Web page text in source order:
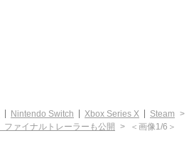
Nintendo Switch Xbox Series X Steam
ファイナルトレーラーも公開
＜画像1/6＞